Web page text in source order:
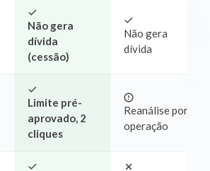
Não gera
dívida
(cessão)
Não gera
dívida
Limite pré-
aprovado, 2
cliques
Reanálise por
operação